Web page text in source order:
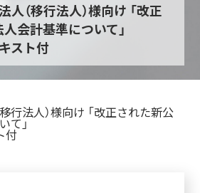
人（移行法人）様向け 「改正
会計基準について」
スト付
行法人）様向け 「改正された新公
て」
付